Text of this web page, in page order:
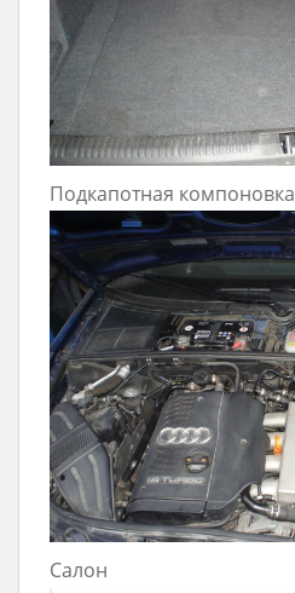
Подкапотная компоновка
Салон